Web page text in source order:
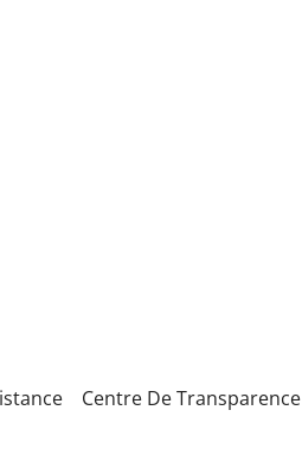
Centre De Transparence